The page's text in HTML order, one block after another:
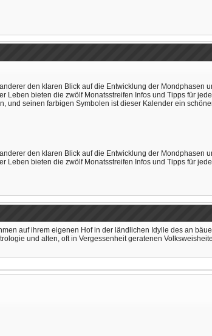
den klaren Blick auf die Entwicklung der Mondphasen
bieten die zwölf Monatsstreifen Infos und Tipps für
und seinen farbigen Symbolen ist dieser Kalender ein
den klaren Blick auf die Entwicklung der Mondphasen
bieten die zwölf Monatsstreifen Infos und Tipps für
auf ihrem eigenen Hof in der ländlichen Idylle des an
und alten, oft in Vergessenheit geratenen